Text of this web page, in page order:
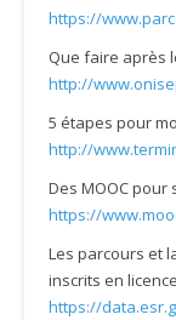
https://
Que faire après
http://
5 étapes pour
http://
Des MOOC pour
https://
Les parcours et
inscrits en
https://